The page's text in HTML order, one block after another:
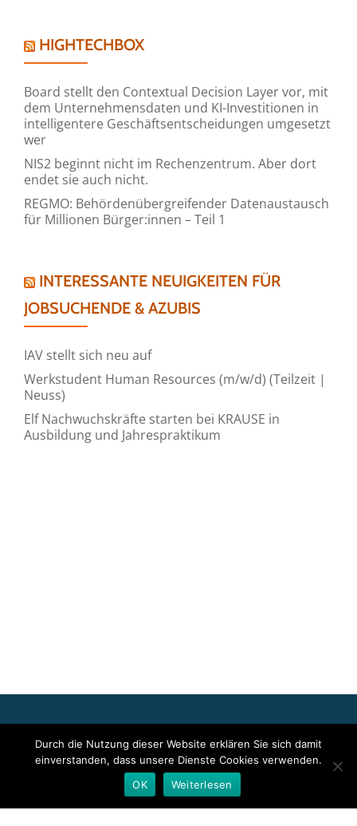
HIGHTECHBOX
Board stellt den Contextual Decision Layer vor, mit
dem Unternehmensdaten und KI-Investitionen in
intelligentere Geschäftsentscheidungen umgesetzt
wer
NIS2 beginnt nicht im Rechenzentrum. Aber dort
endet sie auch nicht.
REGMO: Behördenübergreifender Datenaustausch
für Millionen Bürger:innen – Teil 1
INTERESSANTE NEUIGKEITEN FÜR
JOBSUCHENDE & AZUBIS
IAV stellt sich neu auf
Werkstudent Human Resources (m/w/d) (Teilzeit |
Neuss)
Elf Nachwuchskräfte starten bei KRAUSE in
Ausbildung und Jahrespraktikum
Event bzw. das Stellenangebot sowie für das angezeigte Bild- und
Tonmaterial ist allein der jeweils angegebene Herausgeber
verantwortlich. Dieser ist in der Regel auch Urheber der
Pressetexte sowie der angehängten Bild-, Ton- und
Durch die Nutzung dieser Website erklären Sie sich damit
einverstanden, dass unsere Dienste Cookies verwenden.
OK
Weiterlesen